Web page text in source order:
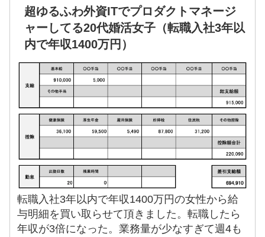
超ゆるふわ外資ITでプロダクトマネージ
ャーしてる20代婚活女子（転職入社3年以
内で年収1400万円）
転職入社3年以内で年収1400万円の女性から給
与明細を買い取らせて頂きました。転職したら
年収が3倍になった。業務量が少なすぎて週4も